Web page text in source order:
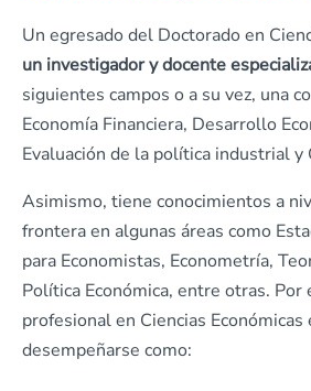
Un egresado del Doctorado en
un investigador y docente
siguientes campos o a su vez, una
Economía Financiera, Desarrollo
Evaluación de la política industrial y
Asimismo, tiene conocimientos a
frontera en algunas áreas como
para Economistas, Econometría,
Política Económica, entre otras. Por
profesional en Ciencias Económicas
desempeñarse como: